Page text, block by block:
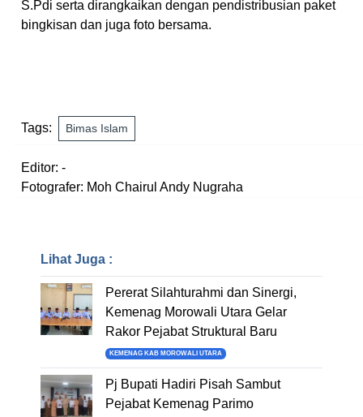
S.Pdi serta dirangkaikan dengan pendistribusian paket
bingkisan dan juga foto bersama.
Tags: Bimas Islam
Editor: -
Fotografer: Moh Chairul Andy Nugraha
Lihat Juga :
Pererat Silahturahmi dan Sinergi,
Kemenag Morowali Utara Gelar
Rakor Pejabat Struktural Baru
KEMENAG KAB MOROWALI UTARA
Pj Bupati Hadiri Pisah Sambut
Pejabat Kemenag Parimo